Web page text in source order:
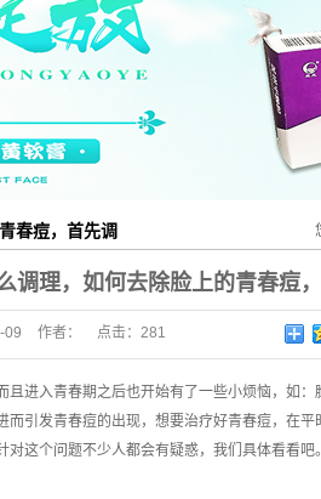
春痘，首先调
调理，如何去除脸上的青春痘
09 作者： 点击： 281
且进入青春期之后也开始有了一些小烦恼，如
引发青春痘的出现，想要治疗好青春痘，在平
这个问题不少人都会有疑惑，我们具体看看吧。